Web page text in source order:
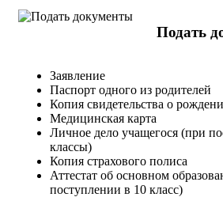
Подать
Заявление
Паспорт одного из родителей
Копия свидетельства о
Медицинская карта
Личное дело учащегося (при
классы)
Копия страхового полиса
Аттестат об основном
поступлении в 10 класс)